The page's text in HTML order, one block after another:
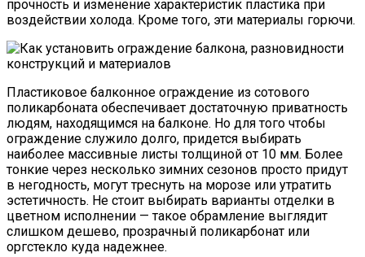
прочность и изменение характеристик пластика при
воздействии холода. Кроме того, эти материалы горючи.
Пластиковое балконное ограждение из сотового
поликарбоната обеспечивает достаточную приватность
людям, находящимся на балконе. Но для того чтобы
ограждение служило долго, придется выбирать
наиболее массивные листы толщиной от 10 мм. Более
тонкие через несколько зимних сезонов просто придут
в негодность, могут треснуть на морозе или утратить
эстетичность. Не стоит выбирать варианты отделки в
цветном исполнении — такое обрамление выглядит
слишком дешево, прозрачный поликарбонат или
оргстекло куда надежнее.